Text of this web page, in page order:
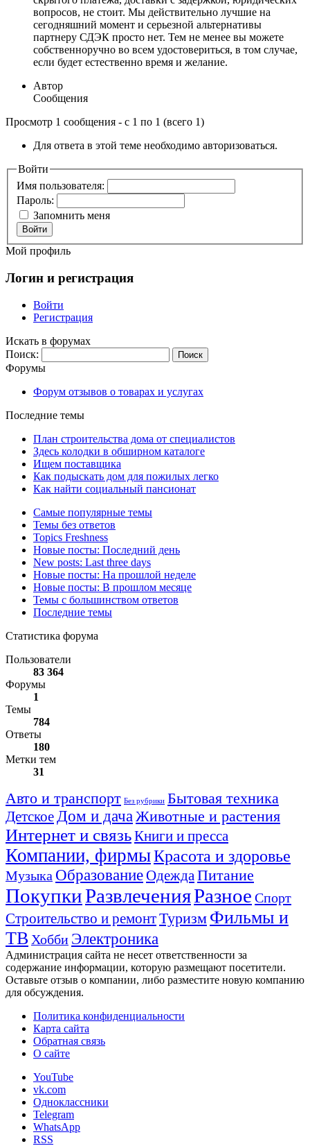
вопросов, не стоит. Мы действительно лучшие на
сегодняшний момент и серьезной альтернативы
партнеру СДЭК просто нет. Тем не менее вы можете
собственноручно во всем удостовериться, в том случае,
если будет естественно время и желание.
Автор
Сообщения
Просмотр 1 сообщения - с 1 по 1 (всего 1)
Для ответа в этой теме необходимо авторизоваться.
Войти
Имя пользователя:
Пароль:
Запомнить меня
Войти
Мой профиль
Логин и регистрация
Войти
Регистрация
Искать в форумах
Поиск:
Форумы
Форум отзывов о товарах и услугах
Последние темы
План строительства дома от специалистов
Здесь колодки в обширном каталоге
Ищем поставщика
Как подыскать дом для пожилых легко
Как найти социальный пансионат
Самые популярные темы
Темы без ответов
Topics Freshness
Новые посты: Последний день
New posts: Last three days
Новые посты: На прошлой неделе
Новые посты: В прошлом месяце
Темы с большинством ответов
Последние темы
Статистика форума
Пользователи
83 364
Форумы
1
Темы
784
Ответы
180
Метки тем
31
Авто и транспорт Без рубрики Бытовая техника
Детское Дом и дача Животные и растения
Интернет и связьКниги и пресса
Компании, фирмыКрасота и здоровье
Музыка ОбразованиеОдеждаПитание
ПокупкиРазвлеченияРазное Спорт
Строительство и ремонтТуризм Фильмы и
ТВ Хобби Электроника
Администрация сайта не несет ответственности за
содержание информации, которую размещают посетители.
Оставьте отзыв о компании, либо разместите новую компанию
для обсуждения.
Политика конфиденциальности
Карта сайта
Обратная связь
О сайте
YouTube
vk.com
Одноклассники
Telegram
WhatsApp
RSS